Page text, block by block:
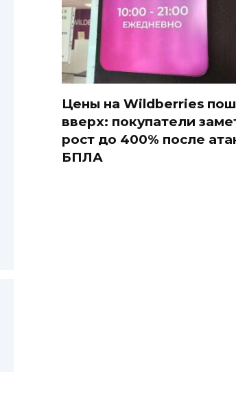
Цены на Wildberries
вверх: покупатели
рост до 400% после
БПЛА